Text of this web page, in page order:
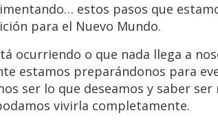
estos pasos que
para el Nuevo Mundo.
ocurriendo o que nada llega a
estamos preparándonos para
ser lo que deseamos y saber
vivirla completamente.